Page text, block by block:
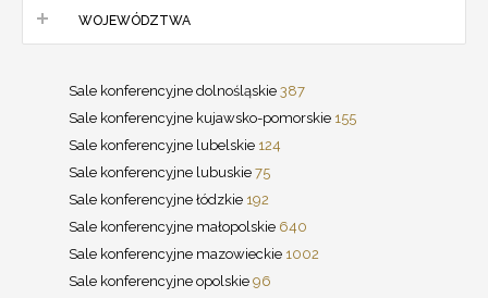
WOJEWÓDZTWA
Sale konferencyjne dolnośląskie 387
Sale konferencyjne kujawsko-pomorskie 155
Sale konferencyjne lubelskie 124
Sale konferencyjne lubuskie 75
Sale konferencyjne łódzkie 192
Sale konferencyjne małopolskie 640
Sale konferencyjne mazowieckie 1002
Sale konferencyjne opolskie 96